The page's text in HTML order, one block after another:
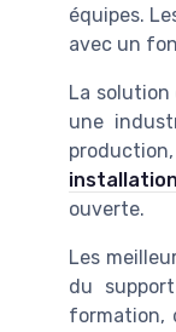
équipes.
avec un
La solution
une
ouverte.
Les
du
formation,